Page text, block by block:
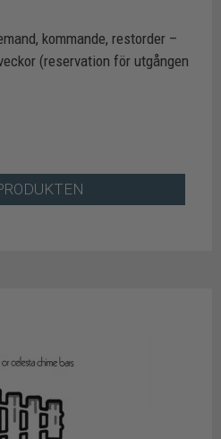
kommande, restorder –
(reservation för utgången